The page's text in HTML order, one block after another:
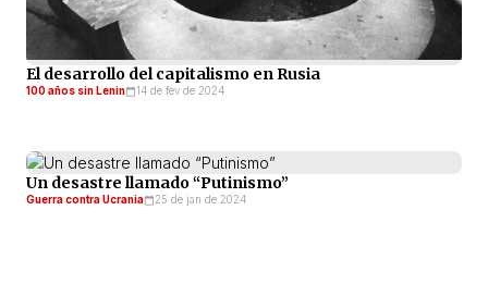
El desarrollo del capitalismo en Rusia
100 años sin Lenin 14 de fev de 2024
Un desastre llamado “Putinismo”
Guerra contra Ucrania 25 de jan de 2024